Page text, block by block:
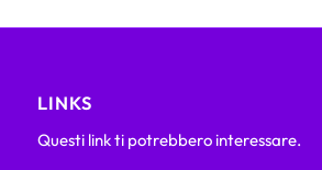
LINKS
Questi link ti potrebbero interessare.